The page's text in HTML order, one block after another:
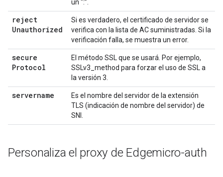
un “:”.
reject
Unauthorized
Si es verdadero, el certificado de servidor se
verifica con la lista de AC suministradas. Si la
verificación falla, se muestra un error.
secure
Protocol
El método SSL que se usará. Por ejemplo,
SSLv3_method para forzar el uso de SSL a
la versión 3.
servername
Es el nombre del servidor de la extensión
TLS (indicación de nombre del servidor) de
SNI.
Personaliza el proxy de Edgemicro-auth